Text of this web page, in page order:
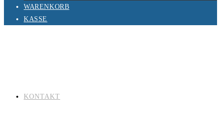
WARENKORB
KASSE
KONTAKT